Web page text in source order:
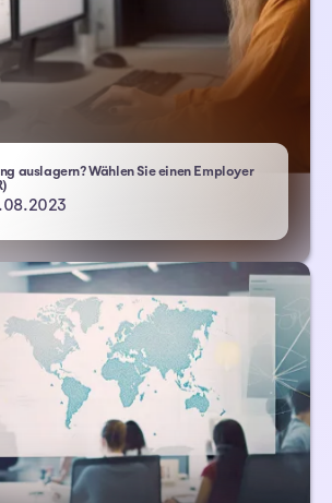
auslagern? Wählen Sie einen Employer
- Atlas HXM